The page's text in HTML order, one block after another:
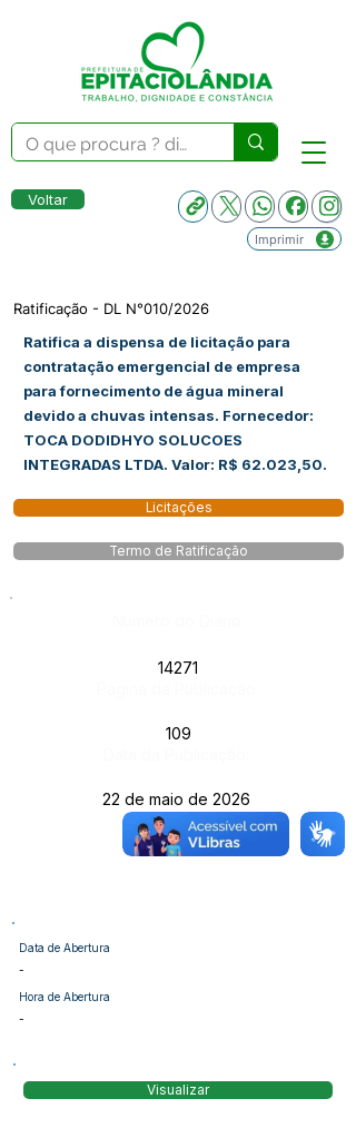
Voltar
Imprimir
Ratificação - DL N°010/2026
Ratifica a dispensa de licitação para
contratação emergencial de empresa
para fornecimento de água mineral
devido a chuvas intensas. Fornecedor:
TOCA DODIDHYO SOLUCOES
INTEGRADAS LTDA. Valor: R$ 62.023,50.
Licitações
Termo de Ratificação
14271
109
22 de maio de 2026
Órgão:
Data de Abertura
-
Hora de Abertura
-
Visualizar